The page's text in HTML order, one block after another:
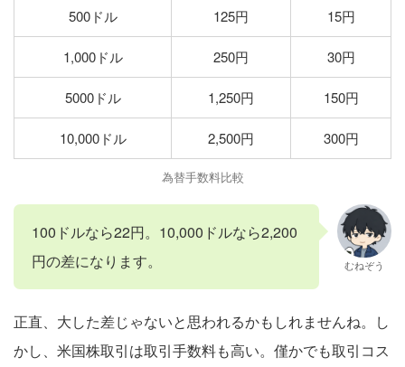
500ドル 125円 15円
1,000ドル 250円 30円
5000ドル 1,250円 150円
10,000ドル 2,500円 300円
為替手数料比較
100ドルなら22円。10,000ドルなら2,200
円の差になります。
むねぞう
正直、大した差じゃないと思われるかもしれませんね。し
かし、米国株取引は取引手数料も高い。僅かでも取引コス